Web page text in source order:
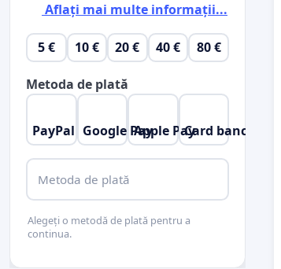
Aflați mai multe informații...
5 € 10 € 20 € 40 € 80 €
Metoda de plată
PayPal Google PayApple PayCard bancar
Metoda de plată
Alegeți o metodă de plată pentru a
continua.